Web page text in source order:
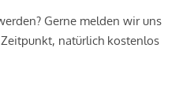
Gerne melden wir uns
natürlich kostenlos